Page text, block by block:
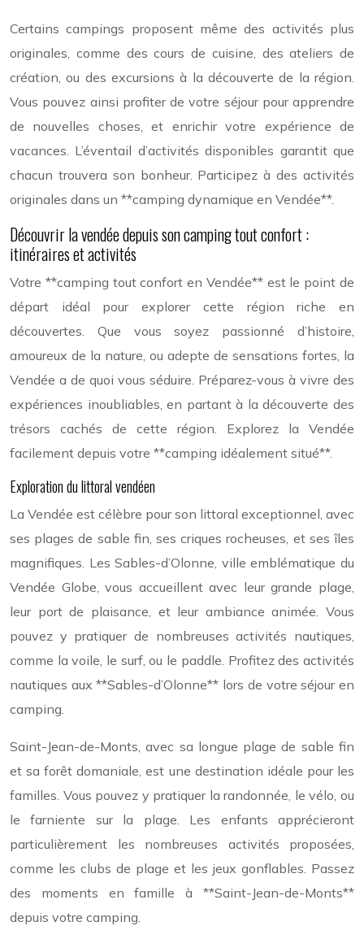
Certains campings proposent même des activités plus
originales, comme des cours de cuisine, des ateliers de
création, ou des excursions à la découverte de la région.
Vous pouvez ainsi profiter de votre séjour pour apprendre
de nouvelles choses, et enrichir votre expérience de
vacances. L’éventail d’activités disponibles garantit que
chacun trouvera son bonheur. Participez à des activités
originales dans un **camping dynamique en Vendée**.
Découvrir la vendée depuis son camping tout confort :
itinéraires et activités
Votre **camping tout confort en Vendée** est le point de
départ idéal pour explorer cette région riche en
découvertes. Que vous soyez passionné d’histoire,
amoureux de la nature, ou adepte de sensations fortes, la
Vendée a de quoi vous séduire. Préparez-vous à vivre des
expériences inoubliables, en partant à la découverte des
trésors cachés de cette région. Explorez la Vendée
facilement depuis votre **camping idéalement situé**.
Exploration du littoral vendéen
La Vendée est célèbre pour son littoral exceptionnel, avec
ses plages de sable fin, ses criques rocheuses, et ses îles
magnifiques. Les Sables-d’Olonne, ville emblématique du
Vendée Globe, vous accueillent avec leur grande plage,
leur port de plaisance, et leur ambiance animée. Vous
pouvez y pratiquer de nombreuses activités nautiques,
comme la voile, le surf, ou le paddle. Profitez des activités
nautiques aux **Sables-d’Olonne** lors de votre séjour en
camping.
Saint-Jean-de-Monts, avec sa longue plage de sable fin
et sa forêt domaniale, est une destination idéale pour les
familles. Vous pouvez y pratiquer la randonnée, le vélo, ou
le farniente sur la plage. Les enfants apprécieront
particulièrement les nombreuses activités proposées,
comme les clubs de plage et les jeux gonflables. Passez
des moments en famille à **Saint-Jean-de-Monts**
depuis votre camping.